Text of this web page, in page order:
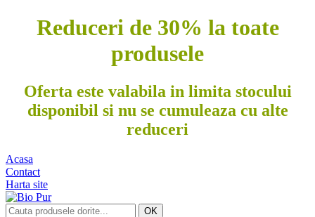
Reduceri de 30% la toate
produsele
Oferta este valabila in limita stocului
disponibil si nu se cumuleaza cu alte
reduceri
Acasa
Contact
Harta site
OK